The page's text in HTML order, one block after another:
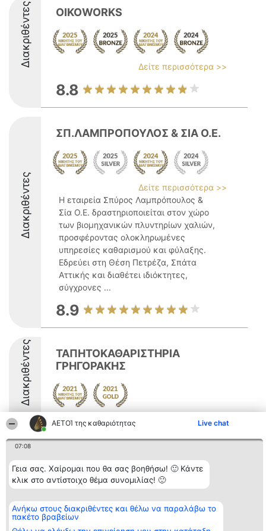
ΑΕΤΟΊ της καθαριότητας Live chat
07:08
Γεια σας. Χαίρομαι που θα σας βοηθήσω! 🙂 Κάντε
κλικ στο αντίστοιχο θέμα συνομιλίας! 🙂
Ανήκω στους διακριθέντες και θέλω να παραλάβω το
πακέτο βραβείων
Διακριθέντες OIKOWORKS
Δείτε περισσότερα >>
8.8
Διακριθέντες
ΣΠ.ΛΑΜΠΡΟΠΟΥΛΟΣ & ΣΙΑ Ο.Ε.
Δείτε περισσότερα >>
Η εταιρεία Σπύρος Λαμπρόπουλος &
Σία Ο.Ε. δραστηριοποιείται στον χώρο
των βιομηχανικών πλυντηρίων χαλιών,
προσφέροντας ολοκληρωμένες
υπηρεσίες καθαρισμού και φύλαξης.
Εδρεύει στη Θέση Πετρέζα, Σπάτα
Αττικής και διαθέτει ιδιόκτητες,
σύγχρονες ...
8.9
Διακριθέντες
ΤΑΠΗΤΟΚΑΘΑΡΙΣΤΗΡΙΑ
ΓΡΗΓΟΡΑΚΗΣ
Διοργανωτής της
κατάταξης
BEAUTIFUL COMPANY
ΤΗΛ. ΕΠΙΚΟΙΝΩΝΙΑΣ:
2104128019
email:
aetoi@beautifulcompany.co
Κατάταξη
Διακριθέντες
Λίστα όλων
διακριθέντων
Μεθοδολογία
προϋποθέσεις
Επικοινωνία